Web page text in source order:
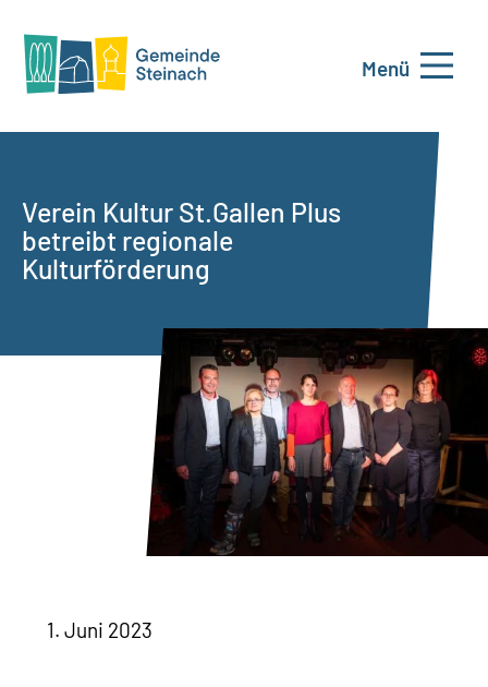
Menü
Verein Kultur St.Gallen Plus
betreibt regionale
Kulturförderung
1. Juni 2023